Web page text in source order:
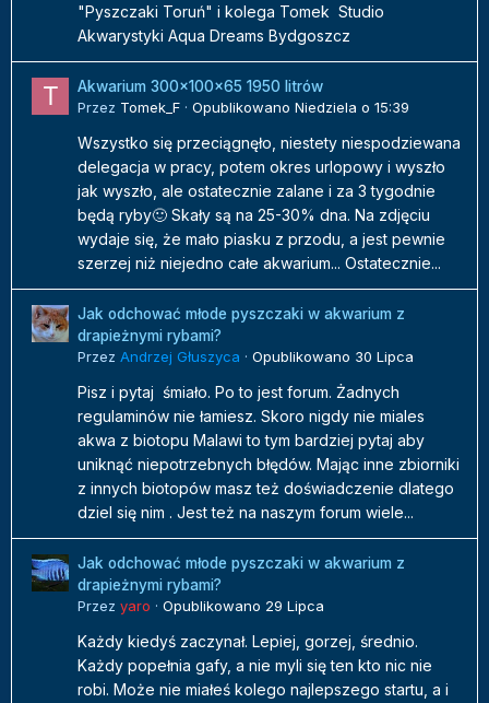
"Pyszczaki Toruń" i kolega Tomek Studio
Akwarystyki Aqua Dreams Bydgoszcz
Akwarium 300x100x65 1950 litrów
Przez Tomek_F · Opublikowano Niedziela o 15:39
Wszystko się przeciągnęło, niestety niespodziewana
delegacja w pracy, potem okres urlopowy i wyszło
jak wyszło, ale ostatecznie zalane i za 3 tygodnie
będą ryby🙂 Skały są na 25-30% dna. Na zdjęciu
wydaje się, że mało piasku z przodu, a jest pewnie
szerzej niż niejedno całe akwarium... Ostatecznie...
Jak odchować młode pyszczaki w akwarium z
drapieżnymi rybami?
Przez Andrzej Głuszyca · Opublikowano 30 Lipca
Pisz i pytaj śmiało. Po to jest forum. Żadnych
regulaminów nie łamiesz. Skoro nigdy nie miales
akwa z biotopu Malawi to tym bardziej pytaj aby
uniknąć niepotrzebnych błędów. Mając inne zbiorniki
z innych biotopów masz też doświadczenie dlatego
dziel się nim . Jest też na naszym forum wiele...
Jak odchować młode pyszczaki w akwarium z
drapieżnymi rybami?
Przez yaro · Opublikowano 29 Lipca
Każdy kiedyś zaczynał. Lepiej, gorzej, średnio.
Każdy popełnia gafy, a nie myli się ten kto nic nie
robi. Może nie miałeś kolego najlepszego startu, a i